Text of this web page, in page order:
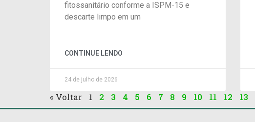
fitossanitário conforme a ISPM-15 e
descarte limpo em um
CONTINUE LENDO
24 de julho de 2026
« Voltar 1 2 3 4 5 6 7 8 9 10 11 12 13